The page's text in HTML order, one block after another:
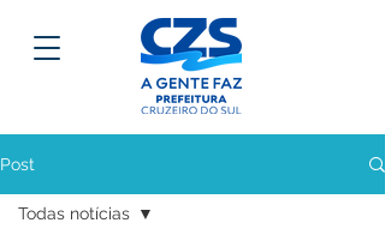
Post
Todas notícias